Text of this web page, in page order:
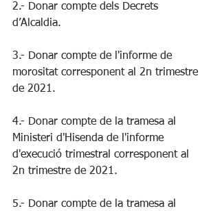
2.- Donar compte dels Decrets
d’Alcaldia.
3.- Donar compte de l'informe de
morositat corresponent al 2n trimestre
de 2021.
4.- Donar compte de la tramesa al
Ministeri d'Hisenda de l'informe
d'execució trimestral corresponent al
2n trimestre de 2021.
5.- Donar compte de la tramesa al